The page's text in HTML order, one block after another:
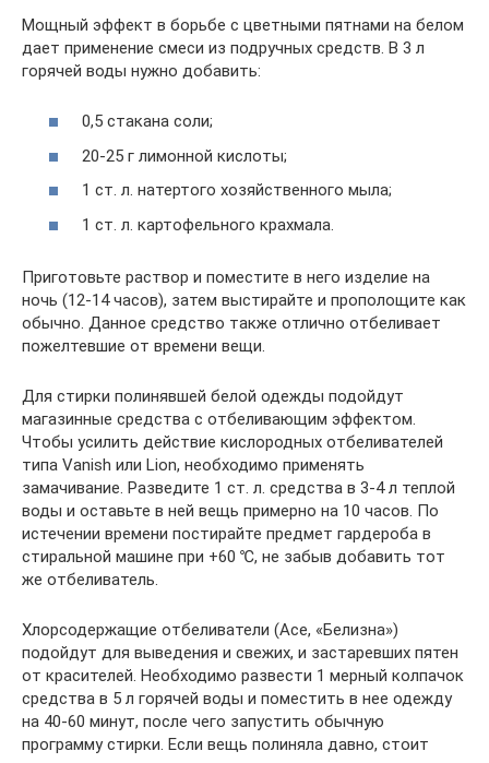
Мощный эффект в борьбе с цветными пятнами на белом
дает применение смеси из подручных средств. В 3 л
горячей воды нужно добавить:
0,5 стакана соли;
20-25 г лимонной кислоты;
1 ст. л. натертого хозяйственного мыла;
1 ст. л. картофельного крахмала.
Приготовьте раствор и поместите в него изделие на
ночь (12-14 часов), затем выстирайте и прополощите как
обычно. Данное средство также отлично отбеливает
пожелтевшие от времени вещи.
Для стирки полинявшей белой одежды подойдут
магазинные средства с отбеливающим эффектом.
Чтобы усилить действие кислородных отбеливателей
типа Vanish или Lion, необходимо применять
замачивание. Разведите 1 ст. л. средства в 3-4 л теплой
воды и оставьте в ней вещь примерно на 10 часов. По
истечении времени постирайте предмет гардероба в
стиральной машине при +60 ℃, не забыв добавить тот
же отбеливатель.
Хлорсодержащие отбеливатели (Ace, «Белизна»)
подойдут для выведения и свежих, и застаревших пятен
от красителей. Необходимо развести 1 мерный колпачок
средства в 5 л горячей воды и поместить в нее одежду
на 40-60 минут, после чего запустить обычную
программу стирки. Если вещь полиняла давно, стоит